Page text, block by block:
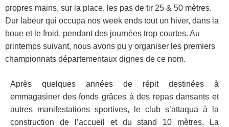
propres mains, sur la place, les pas de tir 25 & 50 mètres.
Dur labeur qui occupa nos week ends tout un hiver, dans la
boue et le froid, pendant des journées trop courtes. Au
printemps suivant, nous avons pu y organiser les premiers
championnats départementaux dignes de ce nom.
Après quelques années de répit destinées à
emmagasiner des fonds grâces à des repas dansants et
autres manifestations sportives, le club s’attaqua à la
construction de l’accueil et du stand 10 mètres. La